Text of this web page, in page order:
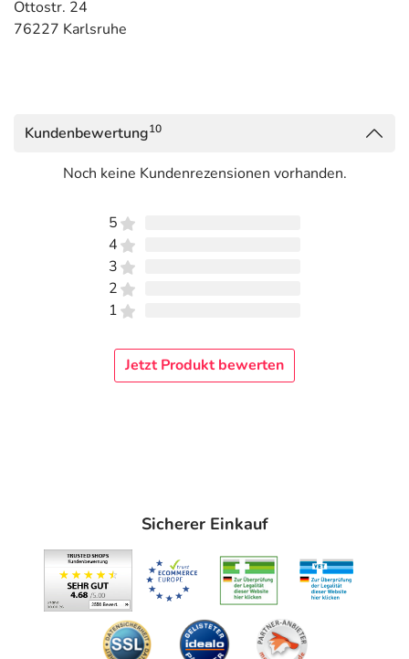
Ottostr. 24
76227 Karlsruhe
Kundenbewertung10
Noch keine Kundenrezensionen vorhanden.
5
4
3
2
1
Jetzt Produkt bewerten
Sicherer Einkauf